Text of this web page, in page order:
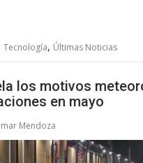
Tecnología, Últimas Noticias
los motivos
en mayo
Mendoza